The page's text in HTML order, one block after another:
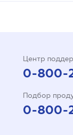
Центр
0-800-
Подбор
0-800-